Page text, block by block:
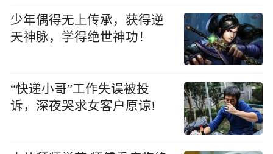
少年偶得无上传承，获得逆
天神脉，学得绝世神功！
“快递小哥”工作失误被投
诉，深夜哭求女客户原谅!